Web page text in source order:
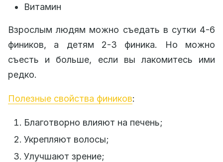
Витамин
Взрослым людям можно съедать в сутки 4-6
фиников, а детям 2-3 финика. Но можно
съесть и больше, если вы лакомитесь ими
редко.
Полезные свойства фиников:
Благотворно влияют на печень;
Укрепляют волосы;
Улучшают зрение;